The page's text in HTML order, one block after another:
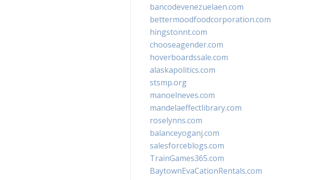
bancodevenezuelaen.com
bettermoodfoodcorporation.com
hingstonnt.com
chooseagender.com
hoverboardssale.com
alaskapolitics.com
stsmp.org
manoelneves.com
mandelaeffectlibrary.com
roselynns.com
balanceyoganj.com
salesforceblogs.com
TrainGames365.com
BaytownEvaCationRentals.com